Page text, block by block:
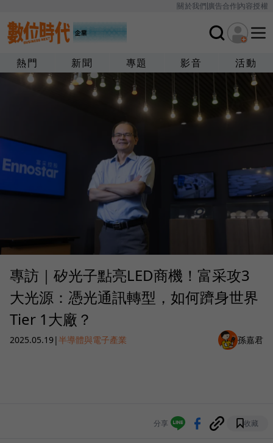
關於我們廣告合作內容授權
熱門 新聞 專題 影音 活動
專訪｜矽光子點亮LED商機！富采攻3
大光源：憑光通訊轉型，如何躋身世界
Tier 1大廠？
2025.05.19|半導體與電子產業 孫嘉君
分享 收藏